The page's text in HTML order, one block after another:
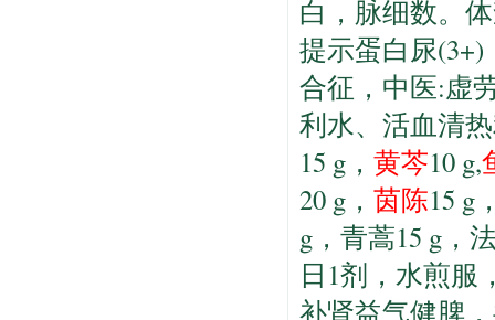
白，脉细数。
提示蛋白尿(3+)
合征，中医:虚
利水、活血清
15 g， 黄芩10 g,
20 g， 茵陈15 g
g，青蒿15 g，
日1剂，水煎服
补肾益气健脾